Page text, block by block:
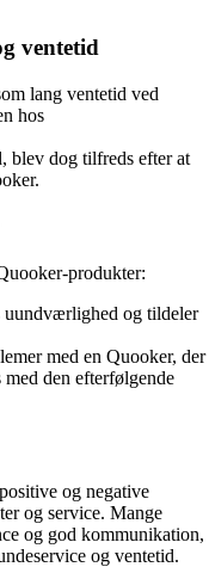
ventetid
lang ventetid ved
hos
blev dog tilfreds efter at
produkter:
uundværlighed og tildeler
med en Quooker, der
den efterfølgende
og negative
og service. Mange
og god kommunikation,
og ventetid.